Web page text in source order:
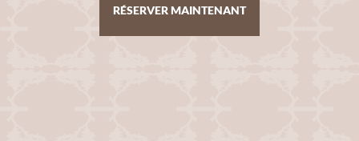
RÉSERVER MAINTENANT